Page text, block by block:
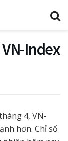
Index
4, VN-
hơn. Chỉ số